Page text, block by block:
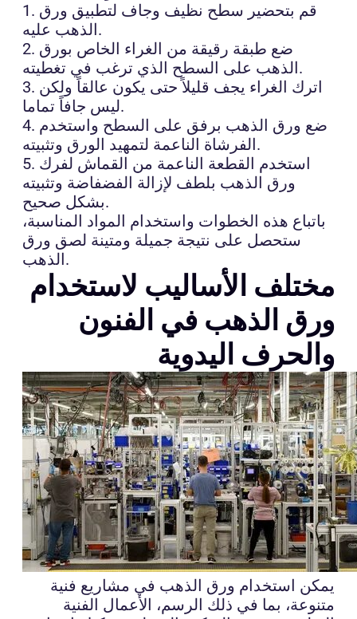
1. قم بتحضير سطح نظيف وجاف لتطبيق ورق
الذهب عليه.
2. ضع طبقة رقيقة من الغراء الخاص بورق
الذهب على السطح الذي ترغب في تغطيته.
3. اترك الغراء يجف قليلاً حتى يكون عالقاً ولكن
ليس جافاً تماما.
4. ضع ورق الذهب برفق على السطح واستخدم
الفرشاة الناعمة لتمهيد الورق وتثبيته.
5. استخدم القطعة الناعمة من القماش لفرك
ورق الذهب بلطف لإزالة الفضفاضة وتثبيته
بشكل صحيح.
باتباع هذه الخطوات واستخدام المواد المناسبة،
ستحصل على نتيجة جميلة ومتينة لصق ورق
الذهب.
مختلف الأساليب لاستخدام
ورق الذهب في الفنون
والحرف اليدوية
يمكن استخدام ورق الذهب في مشاريع فنية
متنوعة، بما في ذلك الرسم، الأعمال الفنية